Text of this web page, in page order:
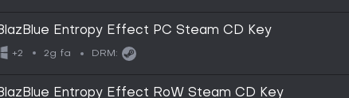
Entropy Effect PC Steam CD Key
+2 2g fa DRM:
Entropy Effect RoW Steam CD Key